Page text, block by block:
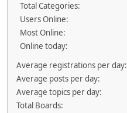
Total Categories:
Users Online:
Most Online:
Online today:
Average registrations per day:
Average posts per day:
Average topics per day:
Total Boards: